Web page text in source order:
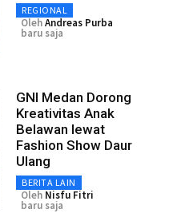
REGIONAL
OlehAndreas Purba
baru saja
GNI Medan Dorong
Kreativitas Anak
Belawan lewat
Fashion Show Daur
Ulang
BERITA LAIN
Oleh Nisfu Fitri
baru saja